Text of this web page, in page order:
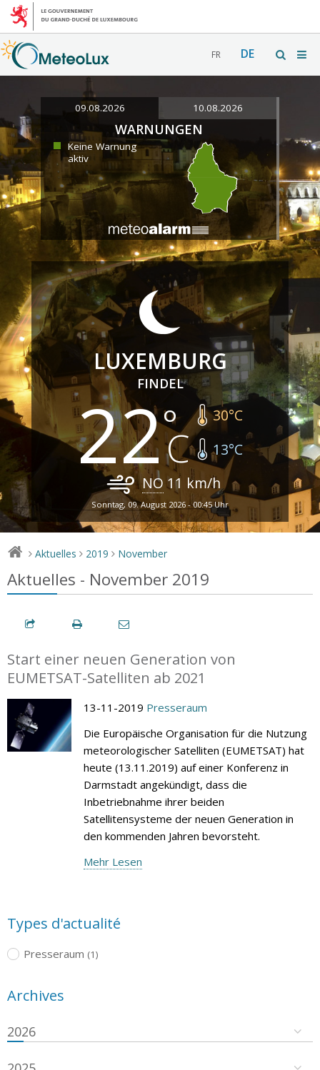
FR DE
09.08.2026 10.08.2026
WARNUNGEN
Keine Warnung
aktiv
LUXEMBURG
FINDEL
22 30°C
13°C
NO 11 km/h
Sonntag, 09. August 2026 - 00:45 Uhr
> Aktuelles > 2019 > November
Aktuelles - November 2019
Start einer neuen Generation von
EUMETSAT-Satelliten ab 2021
13-11-2019 Presseraum
Die Europäische Organisation für die Nutzung
meteorologischer Satelliten (EUMETSAT) hat
heute (13.11.2019) auf einer Konferenz in
Darmstadt angekündigt, dass die
Inbetriebnahme ihrer beiden
Satellitensysteme der neuen Generation in
den kommenden Jahren bevorsteht.
Mehr Lesen
Types d'actualité
Presseraum (1)
Archives
2026